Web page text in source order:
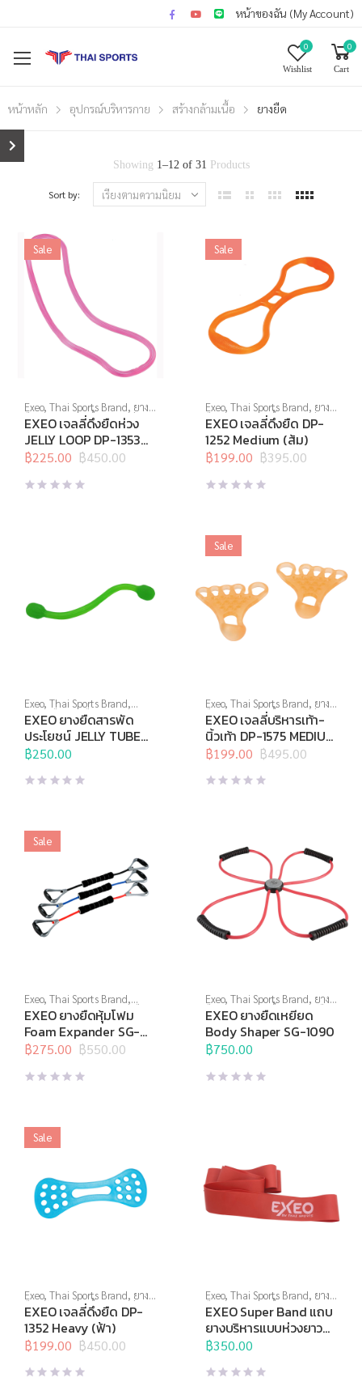
หน้าของฉัน (My Account)
0
Wishlist
0
Cart
หน้าหลัก อุปกรณ์บริหารกาย สร้างกล้ามเนื้อ ยางยืด
Showing 1–12of 31 Products
Sort by:
Sale
Exeo,Thai Sports Brand, ยาง
ยืด,สร้างกล้ามเนื้อ,สินค้าล็อต
สุดท้าย,อุปกรณ์คลายกล้ามเนื้อ
อุปกรณ์บริหารกาย,อุปกรณ์ยืด
เหยียด,อุปกรณ์สุขภาพเพื่อผู้สูง
วัย
อุปกรณ์เพื่อสุขภาพ
EXEO เจลลี่ดึงยืดห่วง
JELLY LOOP DP-1353
Light (ชมพู)
฿450.00
Original
price
was:
฿225.00
Current
price
is:
Sale
Exeo,Thai Sports Brand, ยาง
ยืด,สร้างกล้ามเนื้อ,สินค้าล็อต
สุดท้าย,อุปกรณ์คลายกล้ามเนื้อ
อุปกรณ์บริหารกาย ,อุปกรณ์ยืด
เหยียด,อุปกรณ์สุขภาพเพื่อผู้สูง
วัย
EXEO เจลลี่ดึงยืด DP-
1252 Medium (ส้ม)
฿395.00
Original
price
was:
฿199.00
Current
price
is:
Exeo,Thai Sports Brand,
บริหารมือ,ยางยืด,สร้างกล้าม
เนื้อ,อุปกรณ์คลายกล้ามเนื้อ
อุปกรณ์บริหารกาย, อุปกรณ์ยืด
เหยียด,อุปกรณ์เพื่อสุขภาพ
EXEO ยางยืดสารพัด
ประโยชน์ JELLY TUBE
DP-0936 HEAVY
฿250.00
Sale
Exeo,Thai Sports Brand, ยาง
ยืด,สร้างกล้ามเนื้อ,สินค้าล็อต
สุดท้าย,อุปกรณ์คลายกล้ามเนื้อ
อุปกรณ์บริหารกาย,อุปกรณ์ยืด
เหยียด,อุปกรณ์เพื่อสุขภาพ
EXEO เจลลี่บริหารเท้า-
นิ้วเท้า DP-1575 MEDIUM
(ส้ม)
฿495.00
Original
price
was:
฿199.00
Current
price
is:
Sale
Exeo,Thai Sports Brand,
บริหารแกนกลางลำตัว,ยางยืด
สร้างกล้ามเนื้อ,สินค้าล็อต
สุดท้าย,อุปกรณ์บริหารกาย,
อุปกรณ์ยืดเหยียด,อุปกรณ์เพื่อ
สุขภาพ
EXEO ยางยืดหุ้มโฟม
Foam Expander SG-
1043
฿550.00
Original
price
was:
฿275.00
Current
price
is:
Exeo,Thai Sports Brand, ยาง
ยืด,สร้างกล้ามเนื้อ,อุปกรณ์ยืด
เหยียด
EXEO ยางยืดเหยียด
Body Shaper SG-1090
฿750.00
Sale
Exeo,Thai Sports Brand, ยาง
ยืด,สร้างกล้ามเนื้อ,สินค้าล็อต
สุดท้าย,อุปกรณ์คลายกล้ามเนื้อ
อุปกรณ์บริหารกาย,อุปกรณ์ยืด
เหยียด
EXEO เจลลี่ดึงยืด DP-
1352 Heavy (ฟ้า)
฿450.00
Original
price
was:
฿199.00
Current
price
is:
Exeo,Thai Sports Brand, ยาง
ยืด,สร้างกล้ามเนื้อ,อุปกรณ์
บริหารกาย,อุปกรณ์ยืดเหยียด
EXEO Super Band แถบ
ยางบริหารแบบห่วงยาว
0.8มม.
฿350.00